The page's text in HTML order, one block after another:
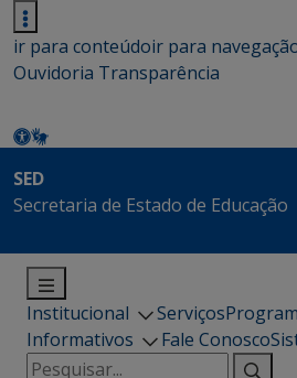
ir para conteúdoir para
Ouvidoria Transparência
SED
Secretaria de Estado de Educação
Institucional Serviços
Informativos
Fale Conosco
Pesquisar